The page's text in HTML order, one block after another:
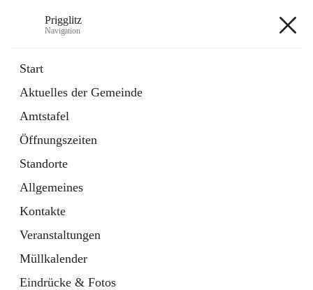
Prigglitz
Navigation
Start
Aktuelles der Gemeinde
Amtstafel
Öffnungszeiten
Standorte
Allgemeines
Kontakte
Veranstaltungen
Müllkalender
Eindrücke & Fotos
Externe Webseite
in
Tab
Gemeindezeitung
Ordner
öffnet
in
neuem
Tab